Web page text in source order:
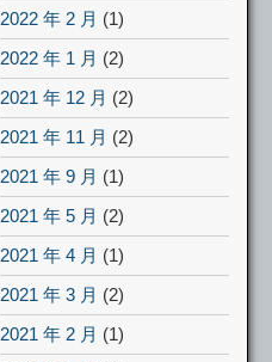
2022 年 2 月 (1)
2022 年 1 月 (2)
2021 年 12 月 (2)
2021 年 11 月 (2)
2021 年 9 月 (1)
2021 年 5 月 (2)
2021 年 4 月 (1)
2021 年 3 月 (2)
2021 年 2 月 (1)